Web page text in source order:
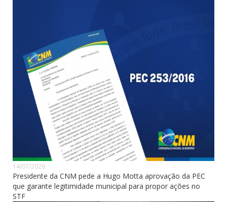
14/07/2026
Presidente da CNM pede a Hugo Motta aprovação da PEC
que garante legitimidade municipal para propor ações no
STF